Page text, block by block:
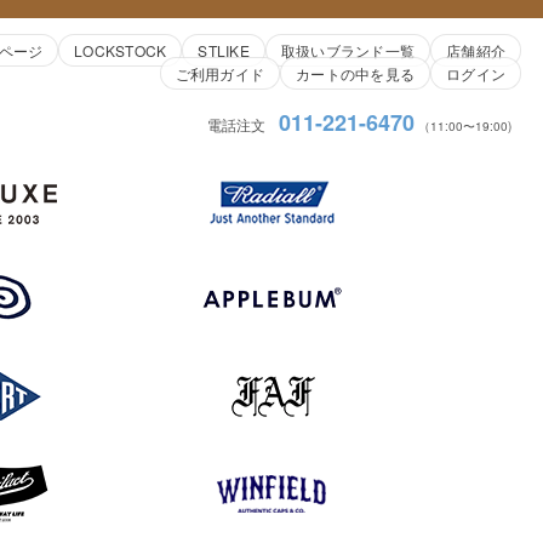
ージ LOCKSTOCK STLIKE 取扱いブランド一覧
店舗紹介
ご利用ガイド
カートの中を見る ログイン
電話注文 011-221-6470 （11:00〜19:00)